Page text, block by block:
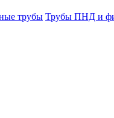
трубы Трубы ПНД и